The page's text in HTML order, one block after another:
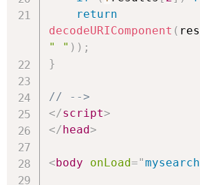
return
decodeURIComponent (
" " ) ) ;
}
// -->
</script>
</head>
<body onLoad="